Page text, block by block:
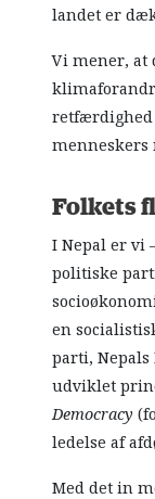
landet er
Vi mener, at
retfærdighed
menneskers
Folkets
I Nepal er vi
politiske
en
parti,
udviklet
Democracy
ledelse af
Med det in